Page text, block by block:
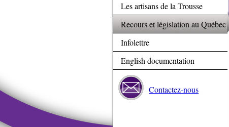
Les artisans de la Trousse
Recours et législation au Québec
Infolettre
English documentation
Contactez-nous